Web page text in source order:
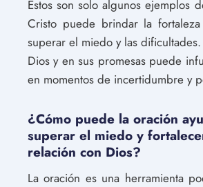
Estos son solo algunos ejemplos
Cristo puede brindar la
superar el miedo y las
Dios y en sus promesas puede
en momentos de incertidumbre y
¿Cómo puede la oración
superar el miedo y
relación con Dios?
La oración es una herramienta